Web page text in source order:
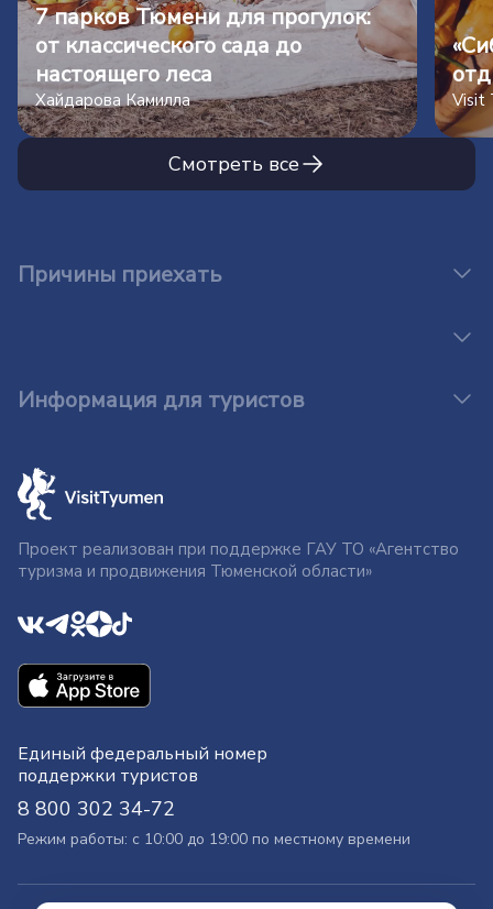
7 парков Тюмени для прогулок:
от классического сада до
настоящего леса
Хайдарова Камилла Visit
Смотреть все
Причины приехать
Информация для туристов
Проект реализован при поддержке ГАУ ТО «Агентство
туризма и продвижения Тюменской области»
Единый федеральный номер
поддержки туристов
8 800 302 34-72
Режим работы: с 10:00 до 19:00 по местному времени